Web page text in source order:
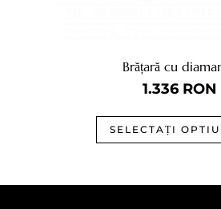
Brățară cu
1.336RON
SELECTAȚI